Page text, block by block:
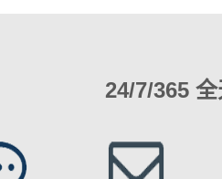
24/7/365